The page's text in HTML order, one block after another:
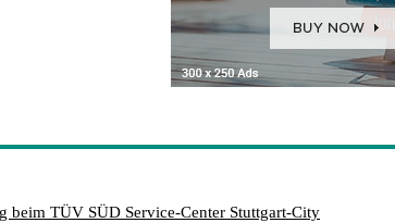
beim TÜV SÜD Service-Center Stuttgart-City